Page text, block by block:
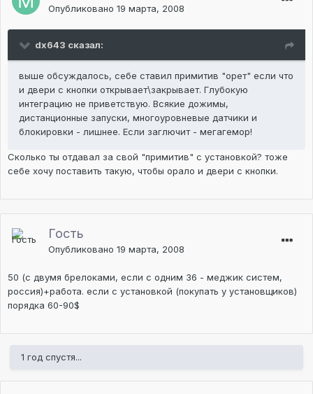
Опубликовано 19 марта, 2008
dx643 сказал:
выше обсуждалось, себе ставил примитив "орет" если что
и двери с кнопки открывает\закрывает. Глубокую
интеграцию не приветствую. Всякие дожимы,
дистанционные запуски, многоуровневые датчики и
блокировки - лишнее. Если заглючит - мегагемор!
Сколько ты отдавал за свой "примитив" с установкой? тоже
себе хочу поставить такую, чтобы орало и двери с кнопки.
Гость
Опубликовано 19 марта, 2008
50 (c двумя брелоками, если с одним 36 - меджик систем,
россия)+работа. если с установкой (покупать у установщиков)
порядка 60-90$
1 год спустя...